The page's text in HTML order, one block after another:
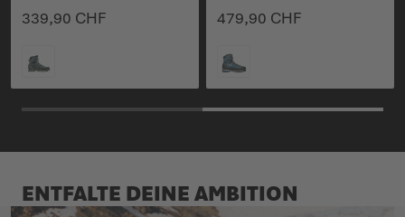
339,90 CHF 479,90 CHF
ENTFALTE DEINE AMBITION